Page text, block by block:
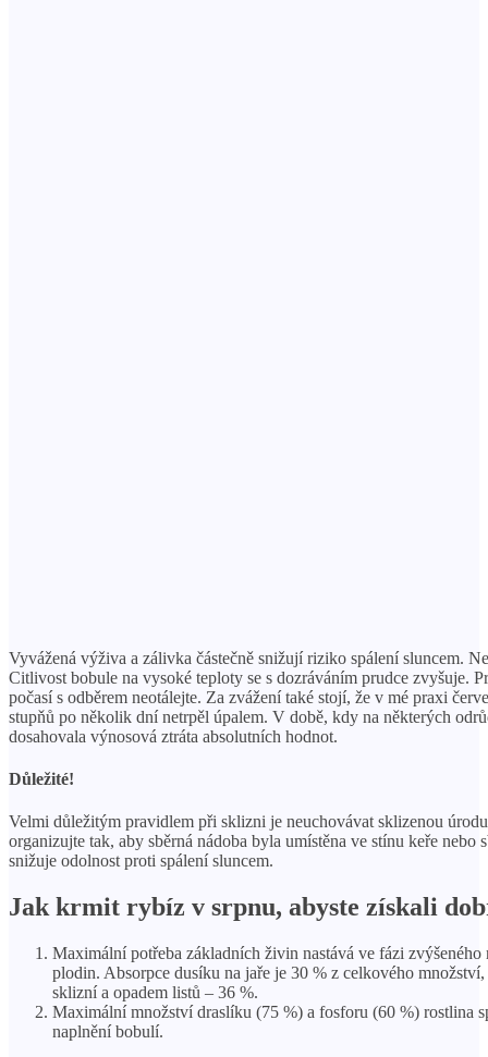
Vyvážená výživa a zálivka částečně snižují riziko spálení sluncem.
Citlivost bobule na vysoké teploty se s dozráváním prudce zvyšuje.
počasí s odběrem neotálejte. Za zvážení také stojí, že v mé praxi
stupňů po několik dní netrpěl úpalem. V době, kdy na některých
dosahovala výnosová ztráta absolutních hodnot.
Důležité!
Velmi důležitým pravidlem při sklizni je neuchovávat sklizenou
organizujte tak, aby sběrná nádoba byla umístěna ve stínu keře nebo
snižuje odolnost proti spálení sluncem.
Jak krmit rybíz v srpnu, abyste získali
Maximální potřeba základních živin nastává ve fázi
plodin. Absorpce dusíku na jaře je 30 % z celkového
sklizní a opadem listů – 36 %.
Maximální množství draslíku (75 %) a fosforu (60 %) rostlina
naplnění bobulí.